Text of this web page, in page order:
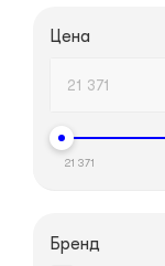
Цена
21 371
Бренд